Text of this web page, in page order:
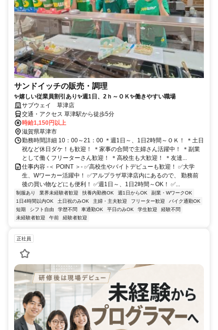
サンドイッチの販売・調理
✨嬉しい従業員割引あり✨週1日、2ｈ～ＯＫ✨働きやすい職場
サブウェイ 草津店
交通・アクセス 草津駅から徒歩5分
時給1,150円以上
滋賀県草津市
勤務時間詳細 10：00～21：00 ＊週1日～、1日2時間～ＯＫ！ ＊土日
祝など休日ダケ！も歓迎！ ＊家事の合間で主婦さん活躍中！ ＊副業
として働くフリーターさん歓迎！ ＊高校生も大歓迎！ ＊友達...
仕事内容 -＜ POINT ＞- ✅高校生やバイトデビューも歓迎！ ✅大学
生、Wワーカー活躍中！ ✅アルプラザ草津店内にあるので、 勤務前
後の買い物などにも便利！ ✅週1日～、1日2時間～OK！ ✅...
制服あり 業界未経験者歓迎 扶養内勤務OK 週1日からOK
副業・WワークOK
1日4時間以内OK
土日祝のみOK 主婦・主夫歓迎 フリーター歓迎
バイク通勤OK
短期
シフト自由 学歴不問 車通勤OK 平日のみOK 学生歓迎
経験不問
未経験者歓迎
午前 経験者歓迎
正社員